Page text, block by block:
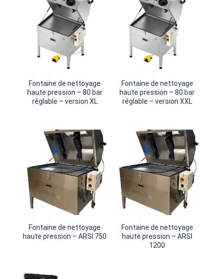
Fontaine de nettoyage
haute pression – 80 bar
réglable – version XL
Fontaine de nettoyage
haute pression – 80 bar
réglable – version XXL
Fontaine de nettoyage
haute pression – ARSI 750
Fontaine de nettoyage
haute pression – ARSI
1200